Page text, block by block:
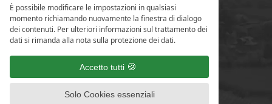
È possibile modificare le impostazioni in qualsiasi
momento richiamando nuovamente la finestra di dialogo
dei contenuti. Per ulteriori informazioni sul trattamento dei
dati si rimanda alla nota sulla protezione dei dati.
Accetto tutti
Solo Cookies essenziali